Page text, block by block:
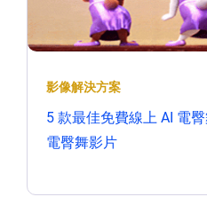
影像解決方案
5 款最佳免費線上 AI 電
電臀舞影片